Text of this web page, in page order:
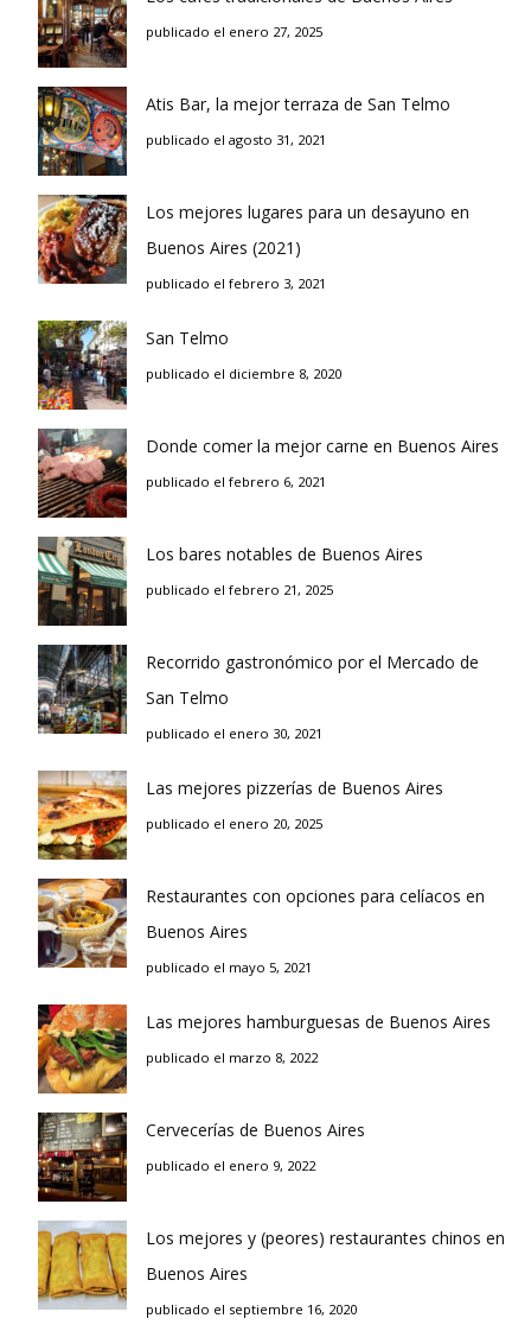
publicado el enero 27, 2025
Atis Bar, la mejor terraza de San Telmo
publicado el agosto 31, 2021
Los mejores lugares para un desayuno en
Buenos Aires (2021)
publicado el febrero 3, 2021
San Telmo
publicado el diciembre 8, 2020
Donde comer la mejor carne en Buenos Aires
publicado el febrero 6, 2021
Los bares notables de Buenos Aires
publicado el febrero 21, 2025
Recorrido gastronómico por el Mercado de
San Telmo
publicado el enero 30, 2021
Las mejores pizzerías de Buenos Aires
publicado el enero 20, 2025
Restaurantes con opciones para celíacos en
Buenos Aires
publicado el mayo 5, 2021
Las mejores hamburguesas de Buenos Aires
publicado el marzo 8, 2022
Cervecerías de Buenos Aires
publicado el enero 9, 2022
Los mejores y (peores) restaurantes chinos en
Buenos Aires
publicado el septiembre 16, 2020